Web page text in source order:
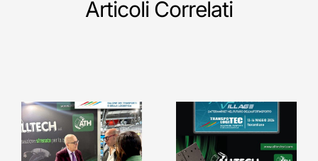
Articoli Correlati